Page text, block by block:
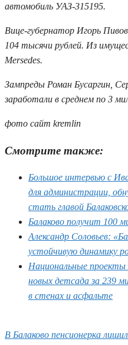
автомобиль УАЗ-315195.
Вице-губернатор Игорь
104 тысячи рублей. Из
Mersedes.
Зампреды Роман Бусаргин,
заработали в среднем по 3
фото сайт kremlin
Смотрите также:
Большое интервью с
для администрации,
стать главой
Балаково получит 100
Александр Соловьев:
устойчивую динамику
Национальные проекты
новых детсада за 239
в стенах и асфальте
В Балаково пенсионерка